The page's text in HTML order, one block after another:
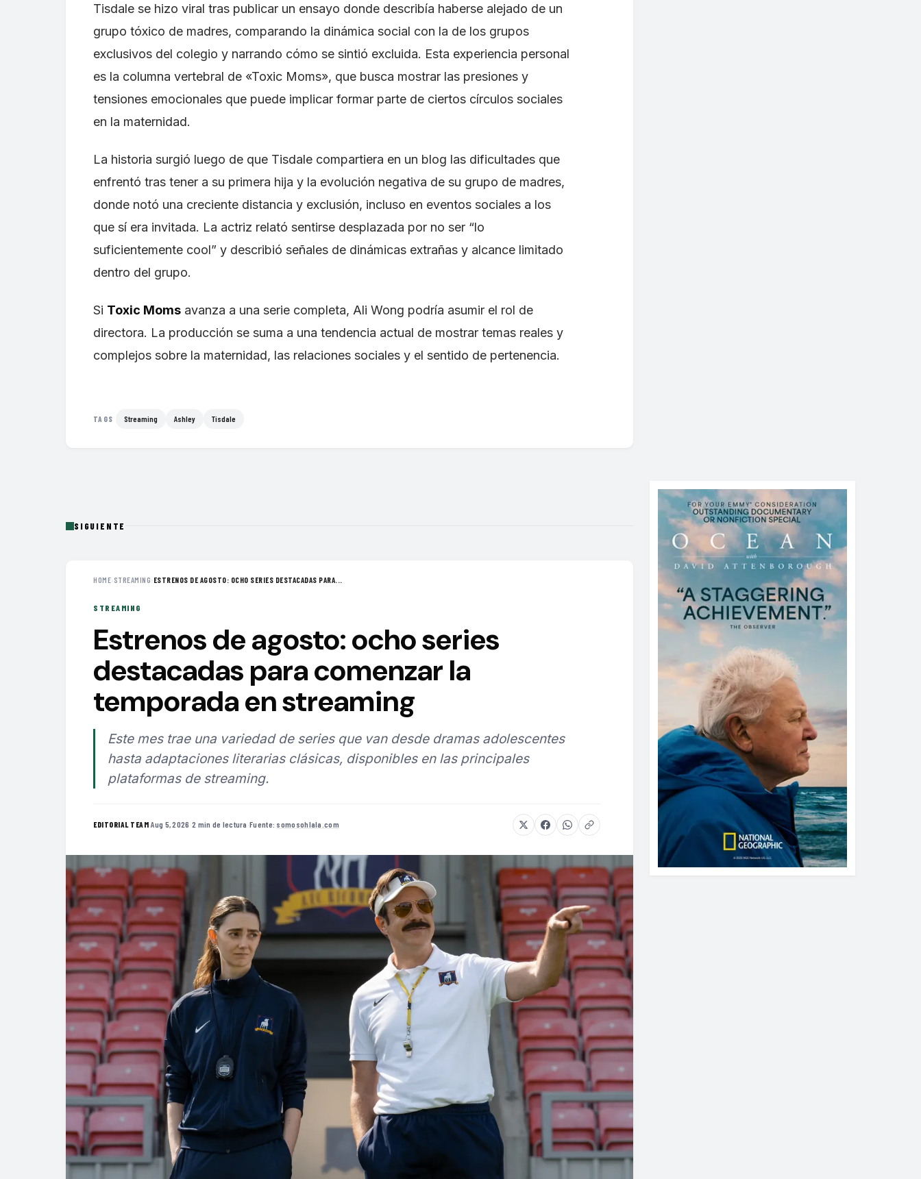
Tisdale se hizo viral tras publicar un ensayo donde describía haberse alejado de un
grupo tóxico de madres, comparando la dinámica social con la de los grupos
exclusivos del colegio y narrando cómo se sintió excluida. Esta experiencia personal
es la columna vertebral de «Toxic Moms», que busca mostrar las presiones y
tensiones emocionales que puede implicar formar parte de ciertos círculos sociales
en la maternidad.
La historia surgió luego de que Tisdale compartiera en un blog las dificultades que
enfrentó tras tener a su primera hija y la evolución negativa de su grupo de madres,
donde notó una creciente distancia y exclusión, incluso en eventos sociales a los
que sí era invitada. La actriz relató sentirse desplazada por no ser “lo
suficientemente cool” y describió señales de dinámicas extrañas y alcance limitado
dentro del grupo.
Si Toxic Moms avanza a una serie completa, Ali Wong podría asumir el rol de
directora. La producción se suma a una tendencia actual de mostrar temas reales y
complejos sobre la maternidad, las relaciones sociales y el sentido de pertenencia.
TAGS Streaming Ashley Tisdale
SIGUIENTE
HOME› STREAMING› ESTRENOS DE AGOSTO: OCHO SERIES DESTACADAS PARA...
STREAMING
Estrenos de agosto: ocho series
destacadas para comenzar la
temporada en streaming
Este mes trae una variedad de series que van desde dramas adolescentes
hasta adaptaciones literarias clásicas, disponibles en las principales
plataformas de streaming.
EDITORIAL TEAM·Aug 5, 2026 ·2 min de lectura ·Fuente: somosohlala.com